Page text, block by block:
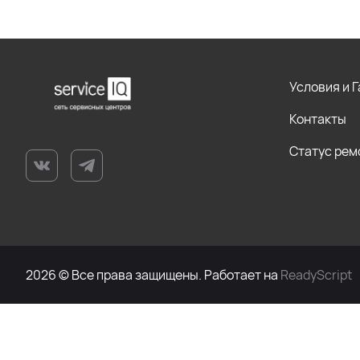
Условия и
Контакты
Статус
2026 © Все права защищены. Работает на ReadyScript